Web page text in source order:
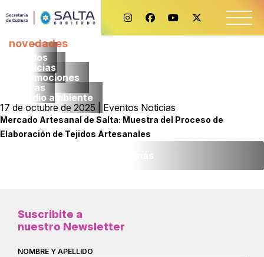
novedades
Todos
noticias
promociones
obras
medio ambiente
17 de octubre de 2025 | Eventos Noticias
Mercado Artesanal de Salta: Muestra del Proceso de
Elaboración de Tejidos Artesanales
Suscribite a
nuestro Newsletter
NOMBRE Y APELLIDO